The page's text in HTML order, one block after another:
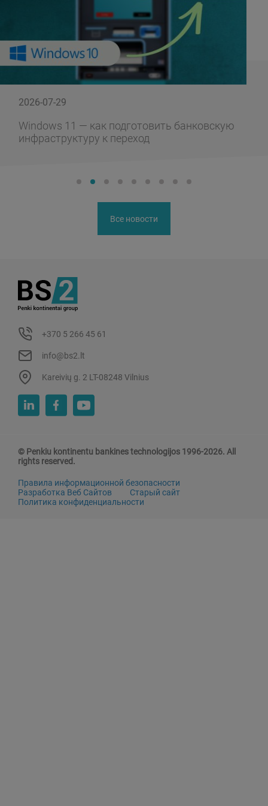
2026-07-29
Windows 11 — как подготовить банковскую
инфраструктуру к переход
Все новости
+370 5 266 45 61
info@bs2.lt
Kareivių g. 2 LT-08248 Vilnius
© Penkiu kontinentu bankines technologijos 1996-2026. All
rights reserved.
Правила информационной безопасности
Разработка Веб Сайтов
Старый сайт
Политика конфиденциальности